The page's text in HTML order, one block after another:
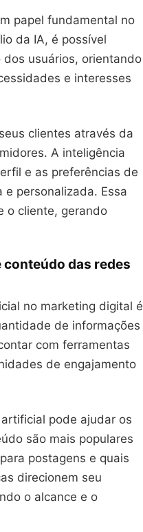
papel fundamental no
da IA, é possível
usuários, orientando
e interesses
clientes através da
A inteligência
e as preferências de
personalizada. Essa
o cliente, gerando
das redes
no marketing digital é
de informações
com ferramentas
de engajamento
pode ajudar os
são mais populares
postagens e quais
direcionem seu
o alcance e o